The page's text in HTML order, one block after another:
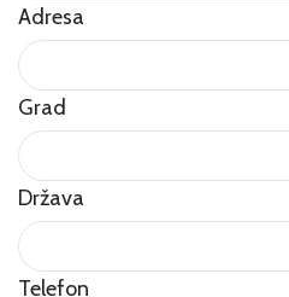
Adresa
Grad
Država
Telefon